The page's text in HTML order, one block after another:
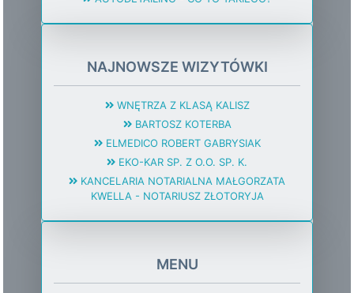
NAJNOWSZE WIZYTÓWKI
WNĘTRZA Z KLASĄ KALISZ
BARTOSZ KOTERBA
ELMEDICO ROBERT GABRYSIAK
EKO-KAR SP. Z O.O. SP. K.
KANCELARIA NOTARIALNA MAŁGORZATA
KWELLA - NOTARIUSZ ZŁOTORYJA
MENU